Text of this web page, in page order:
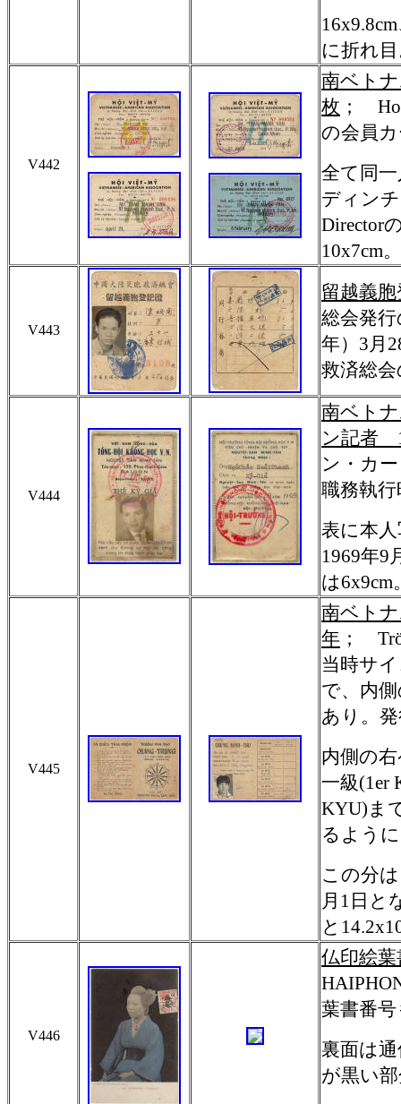
に折れ
V442
南ベト
枚 ；
の会員カ
全て同
ディン
Director
10x7cm。
V443
留越義
総会発
年）3月
救済総
V444
南ベト
ン記者
ン・カ
職務執
表に本
1969年9
は6x9cm
V445
南ベト
年 ；
当時サ
で、内
あり。
内側の
一級(1er
KYU)ま
るよう
この分
月1日と
と
V446
仏印絵
葉書番
裏面は
が黒い